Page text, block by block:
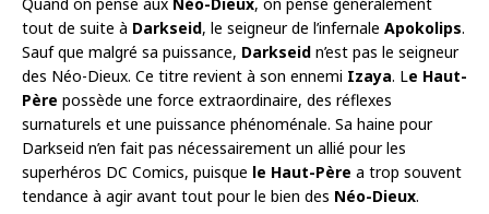
tout de suite à Darkseid, le seigneur de l’infernale Apokolips.
Sauf que malgré sa puissance, Darkseid n’est pas le seigneur
des Néo-Dieux. Ce titre revient à son ennemi Izaya. Le Haut-
Père possède une force extraordinaire, des réflexes
surnaturels et une puissance phénoménale. Sa haine pour
Darkseid n’en fait pas nécessairement un allié pour les
superhéros DC Comics, puisque le Haut-Père a trop souvent
tendance à agir avant tout pour le bien des Néo-Dieux.